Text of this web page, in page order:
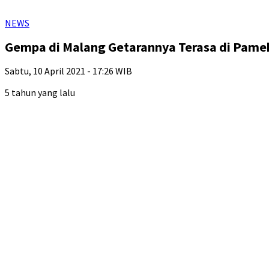
NEWS
Gempa di Malang Getarannya Terasa di
Sabtu, 10 April 2021 - 17:26 WIB
5 tahun yang lalu